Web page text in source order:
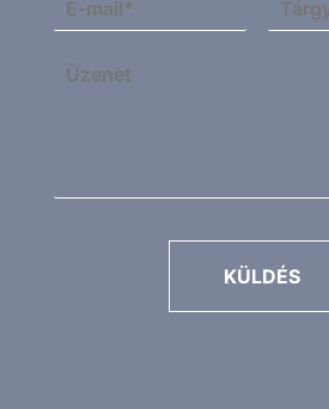
KÜLDÉS